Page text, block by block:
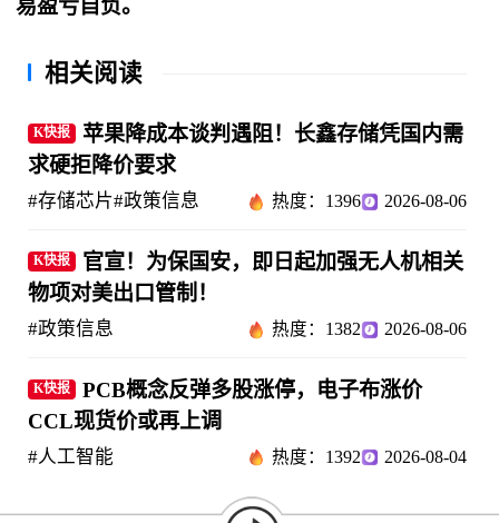
易盈亏自负。
相关阅读
K快报
苹果降成本谈判遇阻！长鑫存储凭国内需
求硬拒降价要求
#存储芯片#政策信息 热度：1396 2026-08-06
K快报
官宣！为保国安，即日起加强无人机相关
物项对美出口管制！
#政策信息 热度：1382 2026-08-06
K快报
PCB概念反弹多股涨停，电子布涨价
CCL现货价或再上调
#人工智能 热度：1392 2026-08-04